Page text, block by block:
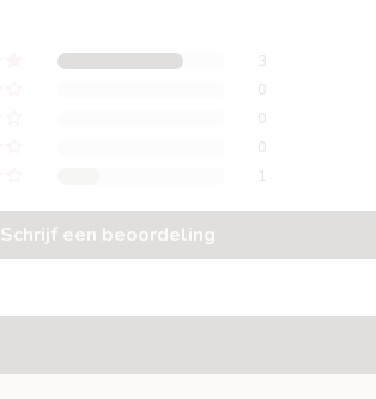
3
0
0
0
1
Schrijf een beoordeling